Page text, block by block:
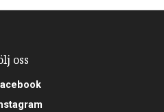
oss